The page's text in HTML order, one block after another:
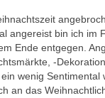
angereist bin ich im
Ende entgegen.
-
wenig Sentimental
an das